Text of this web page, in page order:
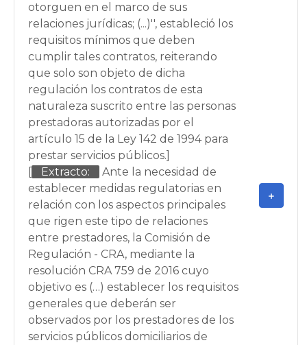
otorguen en el marco de sus
relaciones jurídicas; (...)'', estableció los
requisitos mínimos que deben
cumplir tales contratos, reiterando
que solo son objeto de dicha
regulación los contratos de esta
naturaleza suscrito entre las personas
prestadoras autorizadas por el
artículo 15 de la Ley 142 de 1994 para
prestar servicios públicos.]
[
Extracto:
Ante la necesidad de
establecer medidas regulatorias en
relación con los aspectos principales
que rigen este tipo de relaciones
entre prestadores, la Comisión de
Regulación - CRA, mediante la
resolución CRA 759 de 2016 cuyo
objetivo es (…) establecer los requisitos
generales que deberán ser
observados por los prestadores de los
servicios públicos domiciliarios de